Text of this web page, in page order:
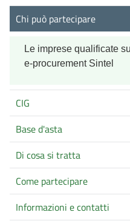
Chi può partecipare
Le imprese qualificate
e-procurement Sintel
CIG
Base d'asta
Di cosa si tratta
Come partecipare
Informazioni e contatti